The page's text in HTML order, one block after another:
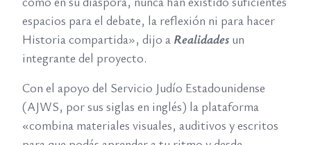
espacios para el debate, la reflexión ni para hacer
Historia compartida», dijo a Realidades un
integrante del proyecto.
Con el apoyo del Servicio Judío Estadounidense
(AJWS, por sus siglas en inglés) la plataforma
«combina materiales visuales, auditivos y escritos